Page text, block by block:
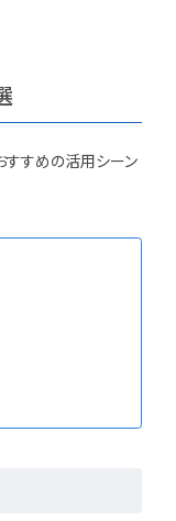
すすめの活用シーン